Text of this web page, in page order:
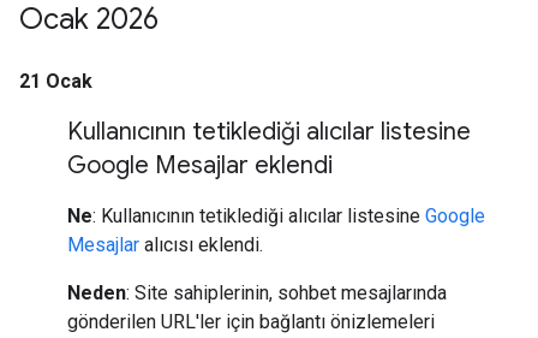
Ocak 2026
21 Ocak
Kullanıcının tetiklediği alıcılar listesine
Google Mesajlar eklendi
Ne: Kullanıcının tetiklediği alıcılar listesine Google
Mesajlar alıcısı eklendi.
Neden: Site sahiplerinin, sohbet mesajlarında
gönderilen URL'ler için bağlantı önizlemeleri